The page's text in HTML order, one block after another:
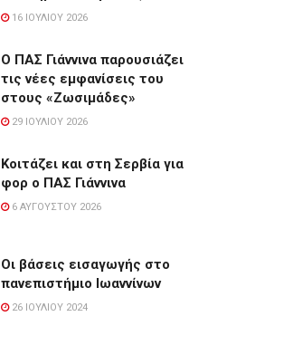
16 ΙΟΥΛΊΟΥ 2026
Ο ΠΑΣ Γιάννινα παρουσιάζει
τις νέες εμφανίσεις του
στους «Ζωσιμάδες»
29 ΙΟΥΛΊΟΥ 2026
Κοιτάζει και στη Σερβία για
φορ ο ΠΑΣ Γιάννινα
6 ΑΥΓΟΎΣΤΟΥ 2026
Οι βάσεις εισαγωγής στο
πανεπιστήμιο Ιωαννίνων
26 ΙΟΥΛΊΟΥ 2024